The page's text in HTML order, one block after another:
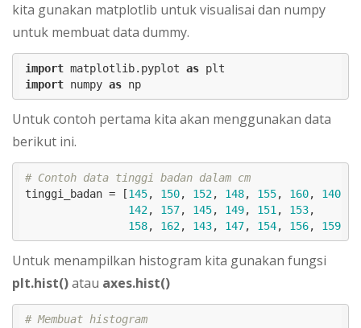
kita gunakan matplotlib untuk visualisai dan numpy
untuk membuat data dummy.
import matplotlib.pyplot as
import numpy as np
Untuk contoh pertama kita akan menggunakan data
berikut ini.
# Contoh data tinggi badan dalam cm
tinggi_badan = [145, 150, 152, 148, 155, 160, 140
142, 157, 145, 149, 151 , 153,
158, 162, 143, 147, 154, 156, 159
Untuk menampilkan histogram kita gunakan fungsi
plt.hist()atau axes.hist()
# Membuat histogram